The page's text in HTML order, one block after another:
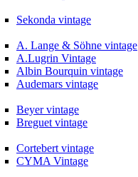
Sekonda vintage
A. Lange & Söhne vintage
A.Lugrin Vintage
Albin Bourquin vintage
Audemars vintage
Beyer vintage
Breguet vintage
Cortebert vintage
CYMA Vintage